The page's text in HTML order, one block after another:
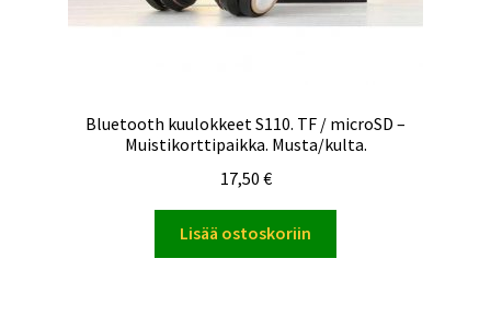
Bluetooth kuulokkeet S110. TF / microSD –
Muistikorttipaikka. Musta/kulta.
17,50 €
Lisää ostoskoriin